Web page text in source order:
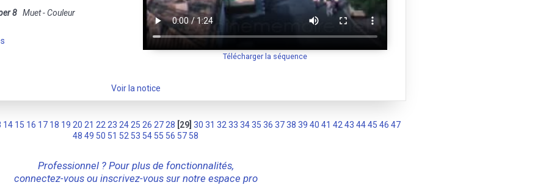
Télécharger la séquence
8 Muet - Couleur
Voir la notice
14 15 16 17 18 19 20 21 22 23 24 25 26 27 28 [29] 30 31 32 33 3435 36 3738 39 40 41 42 43 4445 46 47
48 49 50 51 52 53 54 55 56 57 58
Professionnel ? Pour plus de fonctionnalités,
connectez-vous ou inscrivez-vous sur notre espace pro